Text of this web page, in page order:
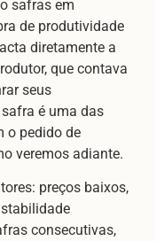
safras em
de produtividade
diretamente a
que contava
seus
é uma das
o pedido de
veremos adiante.
preços baixos,
consecutivas,